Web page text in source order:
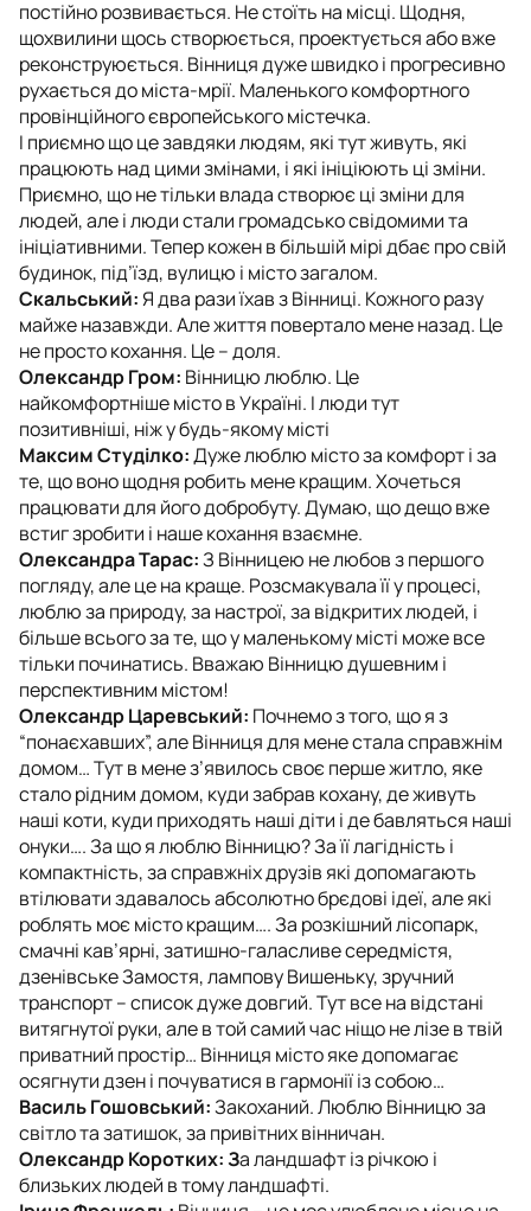
постійно розвивається. Не стоїть на місці. Щодня,
щохвилини щось створюється, проектується або вже
реконструюється. Вінниця дуже швидко і прогресивно
рухається до міста-мрії. Маленького комфортного
провінційного європейського містечка.
І приємно що це завдяки людям, які тут живуть, які
працюють над цими змінами, і які ініціюють ці зміни.
Приємно, що не тільки влада створює ці зміни для
людей, але і люди стали громадсько свідомими та
ініціативними. Тепер кожен в більшій мірі дбає про свій
будинок, під’їзд, вулицю і місто загалом.
Скальський:Я два рази їхав з Вінниці. Кожного разу
майже назавжди. Але життя повертало мене назад. Це
не просто кохання. Це – доля.
Олександр Гром: Вінницю люблю. Це
найкомфортніше місто в Україні. І люди тут
позитивніші, ніж у будь-якому місті
Максим Студілко:Дуже люблю місто за комфорт і за
те, що воно щодня робить мене кращим. Хочеться
працювати для його добробуту. Думаю, що дещо вже
встиг зробити і наше кохання взаємне.
Олександра Тарас:З Вінницею не любов з першого
погляду, але це на краще. Розсмакувала її у процесі,
люблю за природу, за настрої, за відкритих людей, і
більше всього за те, що у маленькому місті може все
тільки починатись. Вважаю Вінницю душевним і
перспективним містом!
Олександр Царевський: Почнемо з того, що я з
“понаєхавших”, але Вінниця для мене стала справжнім
домом… Тут в мене з’явилось своє перше житло, яке
стало рідним домом, куди забрав кохану, де живуть
наші коти, куди приходять наші діти і де бавляться наші
онуки…. За що я люблю Вінницю? За її лагідність і
компактність, за справжніх друзів які допомагають
втілювати здавалось абсолютно брєдові ідеї, але які
роблять моє місто кращим…. За розкішний лісопарк,
смачні кав’ярні, затишно-галасливе середмістя,
дзенівське Замостя, лампову Вишеньку, зручний
транспорт – список дуже довгий. Тут все на відстані
витягнутої руки, але в той самий час ніщо не лізе в твій
приватний простір… Вінниця місто яке допомагає
осягнути дзен і почуватися в гармонії із собою…
Василь Гошовський:Закоханий. Люблю Вінницю за
світло та затишок, за привітних вінничан.
Олександр Коротких: За ландшафт із річкою і
близьких людей в тому ландшафті.